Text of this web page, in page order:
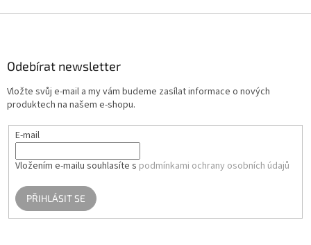
Odebírat newsletter
Vložte svůj e-mail a my vám budeme zasílat informace o nových
produktech na našem e-shopu.
E-mail
Vložením e-mailu souhlasíte s podmínkami ochrany osobních údajů
PŘIHLÁSIT SE